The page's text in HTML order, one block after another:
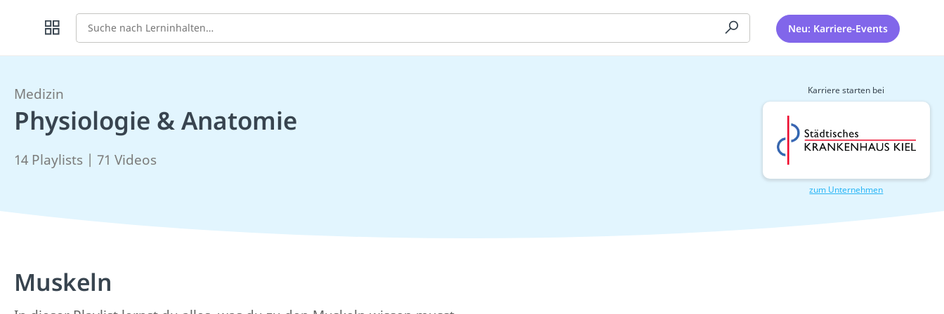
Suche Neu: Karriere-Events
Medizin
Physiologie & Anatomie
14 Playlists | 71 Videos
Karriere starten bei
zum Unternehmen
Muskeln